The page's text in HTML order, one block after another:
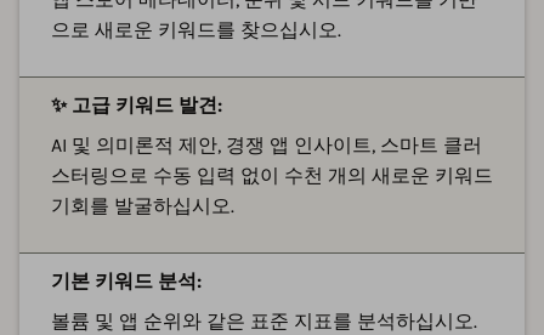
으로 새로운 키워드를 찾으십시오.
✨ 고급 키워드 발견:
AI 및 의미론적 제안, 경쟁 앱 인사이트, 스마트 클러
스터링으로 수동 입력 없이 수천 개의 새로운 키워드
기회를 발굴하십시오.
기본 키워드 분석:
볼륨 및 앱 순위와 같은 표준 지표를 분석하십시오.